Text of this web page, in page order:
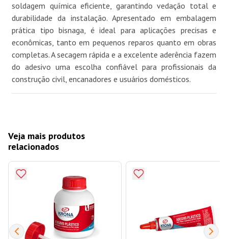
soldagem química eficiente, garantindo vedação total e
durabilidade da instalação. Apresentado em embalagem
prática tipo bisnaga, é ideal para aplicações precisas e
econômicas, tanto em pequenos reparos quanto em obras
completas. A secagem rápida e a excelente aderência fazem
do adesivo uma escolha confiável para profissionais da
construção civil, encanadores e usuários domésticos.
Veja mais produtos
relacionados